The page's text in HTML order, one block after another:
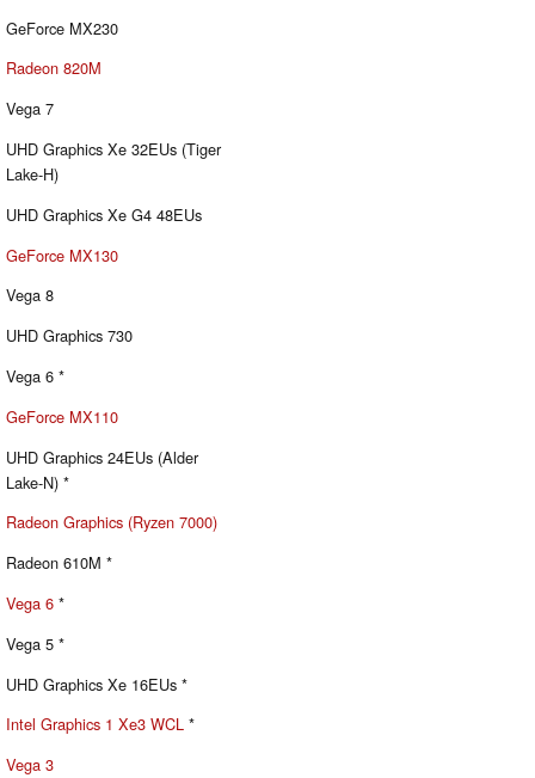
GeForce MX230
Radeon 820M
Vega 7
UHD Graphics Xe 32EUs (Tiger
Lake-H)
UHD Graphics Xe G4 48EUs
GeForce MX130
Vega 8
UHD Graphics 730
Vega 6 *
GeForce MX110
UHD Graphics 24EUs (Alder
Lake-N) *
Radeon Graphics (Ryzen 7000)
Radeon 610M *
Vega 6 *
Vega 5 *
UHD Graphics Xe 16EUs *
Intel Graphics 1 Xe3 WCL *
Vega 3